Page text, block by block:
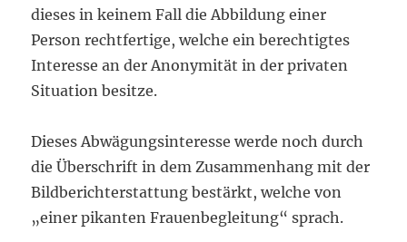
dieses in keinem Fall die Abbildung einer
Person rechtfertige, welche ein berechtigtes
Interesse an der Anonymität in der privaten
Situation besitze.
Dieses Abwägungsinteresse werde noch durch
die Überschrift in dem Zusammenhang mit der
Bildberichterstattung bestärkt, welche von
„einer pikanten Frauenbegleitung“ sprach.